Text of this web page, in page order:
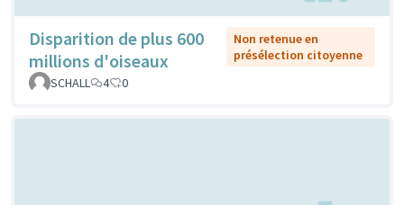
Disparition de plus 600
millions d'oiseaux
Non retenue en
présélection citoyenne
SCHALL
4 0